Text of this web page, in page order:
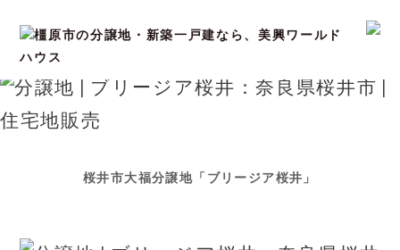
桜井市大福分譲地「ブリージア桜井」